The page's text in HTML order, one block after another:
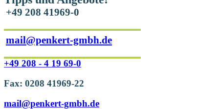
+49 208 41969-0
mail@penkert-gmbh.de
+49 208 - 4 19 69-0
Fax: 0208 41969-22
mail@penkert-gmbh.de